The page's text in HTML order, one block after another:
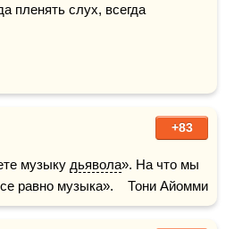
пленять слух, всегда
+83
музыку дьявола». На что мы
равно музыка».    Тони Айомми